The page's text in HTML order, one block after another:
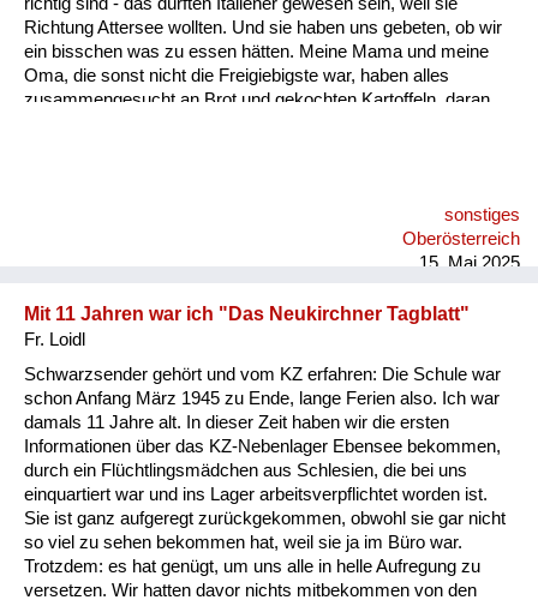
Richtung Attersee wollten. Und sie haben uns gebeten, ob wir
ein bisschen was zu essen hätten. Meine Mama und meine
Oma, die sonst nicht die Freigiebigste war, haben alles
zusammengesucht an Brot und gekochten Kartoffeln, daran
sonstiges
Oberösterreich
15. Mai 2025
Mit 11 Jahren war ich "Das Neukirchner Tagblatt"
Fr. Loidl
Schwarzsender gehört und vom KZ erfahren: Die Schule war
schon Anfang März 1945 zu Ende, lange Ferien also. Ich war
damals 11 Jahre alt. In dieser Zeit haben wir die ersten
Informationen über das KZ-Nebenlager Ebensee bekommen,
durch ein Flüchtlingsmädchen aus Schlesien, die bei uns
einquartiert war und ins Lager arbeitsverpflichtet worden ist.
Sie ist ganz aufgeregt zurückgekommen, obwohl sie gar nicht
so viel zu sehen bekommen hat, weil sie ja im Büro war.
Trotzdem: es hat genügt, um uns alle in helle Aufregung zu
versetzen. Wir hatten davor nichts mitbekommen von den